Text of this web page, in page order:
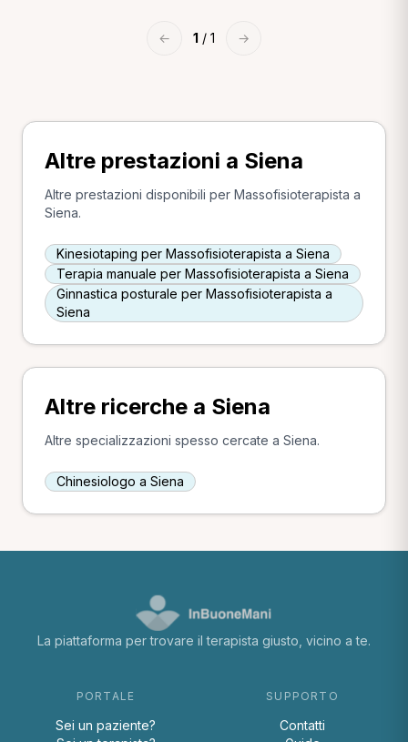
← 1 / 1 →
Altre prestazioni a Siena
Altre prestazioni disponibili per Massofisioterapista a
Siena.
Kinesiotaping per Massofisioterapista a Siena
Terapia manuale per Massofisioterapista a Siena
Ginnastica posturale per Massofisioterapista a
Siena
Altre ricerche a Siena
Altre specializzazioni spesso cercate a Siena.
Chinesiologo a Siena
La piattaforma per trovare il terapista giusto, vicino a te.
PORTALE
Sei un paziente?
SUPPORTO
Contatti